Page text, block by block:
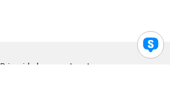
Privacidad Legal